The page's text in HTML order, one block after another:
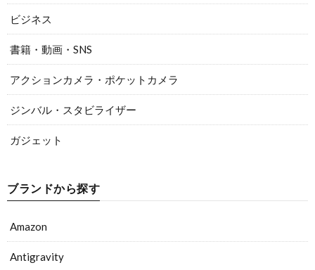
ビジネス
書籍・動画・SNS
アクションカメラ・ポケットカメラ
ジンバル・スタビライザー
ガジェット
ブランドから探す
Amazon
Antigravity